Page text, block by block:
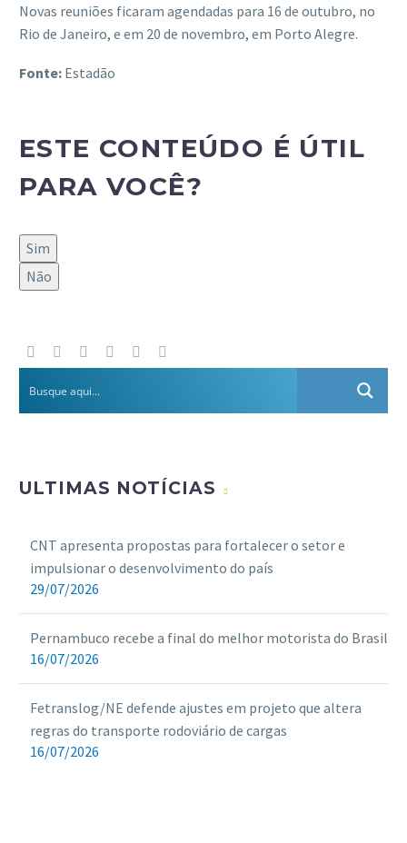
Novas reuniões ficaram agendadas para 16 de outubro, no
Rio de Janeiro, e em 20 de novembro, em Porto Alegre.
Fonte: Estadão
ESTE CONTEÚDO É ÚTIL
PARA VOCÊ?
Sim
Não
ULTIMAS NOTÍCIAS
CNT apresenta propostas para fortalecer o setor e
impulsionar o desenvolvimento do país
29/07/2026
Pernambuco recebe a final do melhor motorista do Brasil
16/07/2026
Fetranslog/NE defende ajustes em projeto que altera
regras do transporte rodoviário de cargas
16/07/2026